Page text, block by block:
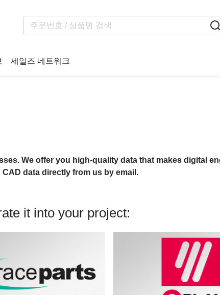
세일즈 네트워크
We offer you high-quality data that makes digital
data directly from us by email.
it into your project: